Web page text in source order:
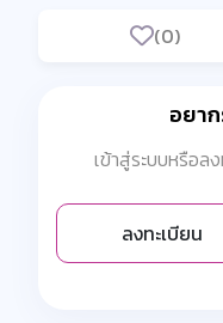
(0)
อยา
เข้าสู่ระบบหรือล
ลงทะเบียน